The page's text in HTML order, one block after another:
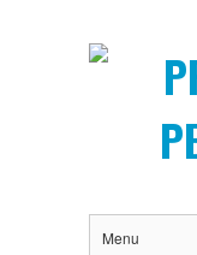
Menu